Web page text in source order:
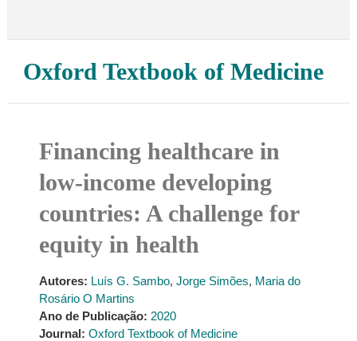
Oxford Textbook of Medicine
Financing healthcare in
low-income developing
countries: A challenge for
equity in health
Autores: Luís G. Sambo, Jorge Simões, Maria do
Rosário O Martins
Ano de Publicação: 2020
Journal: Oxford Textbook of Medicine